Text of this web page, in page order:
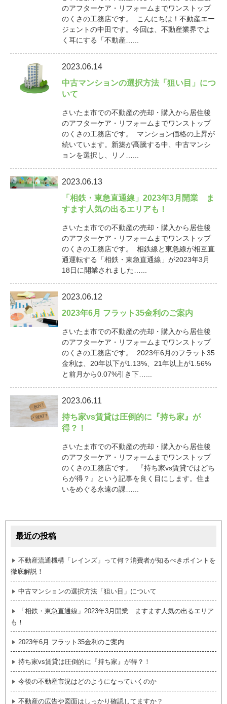
のアフターケア・リフォームまでワンストップ
のくさの工務店です。 こんにちは！不動産エー
ジェントの中田です。今回は、不動産業界でよ
く耳にする「不動産…...
2023.06.14
中古マンションの選択方法「狙い目」につ
いて
さいたま市での不動産の売却・購入から居住後
のアフターケア・リフォームまでワンストップ
のくさの工務店です。 マンション価格の上昇が
続いています。新築が高騰する中、中古マンシ
ョンを選択し、リノ…...
2023.06.13
「相鉄・東急直通線」2023年3月開業 ま
すます人気の出るエリアも！
さいたま市での不動産の売却・購入から居住後
のアフターケア・リフォームまでワンストップ
のくさの工務店です。 相鉄線と東急線が相互直
通運転する「相鉄・東急直通線」が2023年3月
18日に開業されました…...
2023.06.12
2023年6月 フラット35金利のご案内
さいたま市での不動産の売却・購入から居住後
のアフターケア・リフォームまでワンストップ
のくさの工務店です。 2023年6月のフラット35
金利は、20年以下が1.13%、21年以上が1.56%
と前月から0.07%引き下…...
2023.06.11
持ち家vs賃貸は圧倒的に『持ち家』が
得？！
さいたま市での不動産の売却・購入から居住後
のアフターケア・リフォームまでワンストップ
のくさの工務店です。 『持ち家vs賃貸ではどち
らが得？』という記事を良く目にします。住ま
いをめぐる永遠の課…...
最近の投稿
不動産流通機構「レインズ」って何？消費者が知るべきポイントを
徹底解説！
中古マンションの選択方法「狙い目」について
「相鉄・東急直通線」2023年3月開業 ますます人気の出るエリア
も！
2023年6月 フラット35金利のご案内
持ち家vs賃貸は圧倒的に『持ち家』が得？！
今後の不動産市況はどのようになっていくのか
不動産の広告や図面はしっかり確認してますか？